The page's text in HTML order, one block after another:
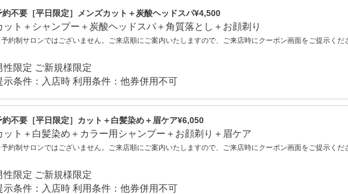
約不要［平日限定］メンズカット＋炭酸ヘッドスパ¥4,500
ット＋シャンプー＋炭酸ヘッドスパ＋角質落とし＋お顔剃り
約制サロンではございません。ご来店順にご案内いたしますので、ご来店時にクーポン画面をご提示くだ
性限定 ご新規様限定
示条件：入店時 利用条件：他券併用不可
約不要［平日限定］カット＋白髪染め＋眉ケア¥6,050
ット＋白髪染め＋カラー用シャンプー＋お顔剃り＋眉ケア
約制サロンではございません。ご来店順にご案内いたしますので、ご来店時にクーポン画面をご提示くだ
性限定 ご新規様限定
示条件：入店時 利用条件：他券併用不可